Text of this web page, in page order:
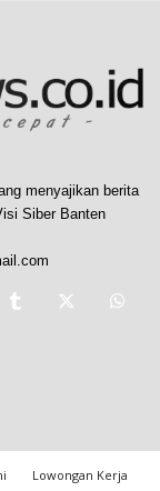
menyajikan berita
Siber Banten
Lowongan Kerja